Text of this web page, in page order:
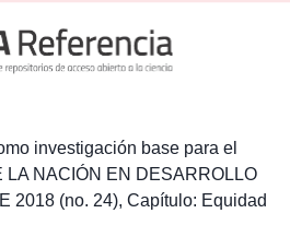
investigación base para el
LA NACIÓN EN DESARROLLO
2018 (no. 24), Capítulo: Equidad